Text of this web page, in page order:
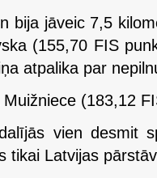
bija jāveic 7,5
(155,70 FIS
atpalika par
(183,12
vien desmit
tikai Latvijas